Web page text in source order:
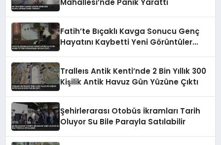
Mahallesi’nde Panik Yarattı
Fatih’te Bıçaklı Kavga Sonucu Genç
Hayatını Kaybetti Yeni Görüntüler
Tralleıs Antik Kenti’nde 2 Bin Yıllık 300
Kişilik Antik Havuz Gün Yüzüne Çıktı
Şehirlerarası Otobüs İkramları Tarih
Oluyor Su Bile Parayla Satılabilir